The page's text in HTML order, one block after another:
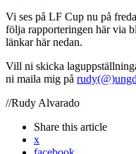
Vi ses på LF Cup nu på
följa rapporteringen här via
länkar här nedan.
Vill ni skicka
ni maila mig på
//Rudy Alvarado
Share this article
x